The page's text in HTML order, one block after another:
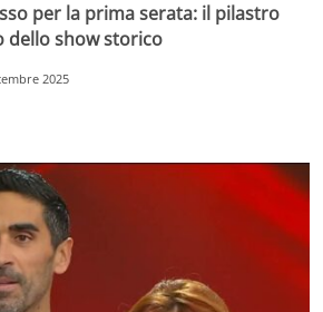
per la prima serata: il pilastro
dello show storico
2025